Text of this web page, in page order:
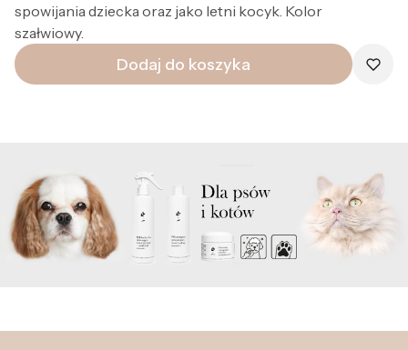
spowijania dziecka oraz jako letni kocyk. Kolor
szałwiowy.
Dodaj do koszyka